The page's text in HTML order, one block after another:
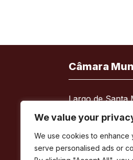
We value your
We use cookies to enhance
serve personalised ads or
Câmara
Largo de Santa
7330-101
Fax: 245 909